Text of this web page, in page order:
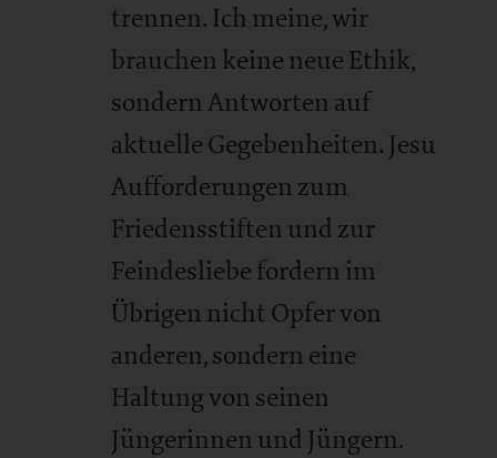
trennen. Ich meine, wir
brauchen keine neue Ethik,
sondern Antworten auf
aktuelle Gegebenheiten. Jesu
Aufforderungen zum
Friedensstiften und zur
Feindesliebe fordern im
Übrigen nicht Opfer von
anderen, sondern eine
Haltung von seinen
Jüngerinnen und Jüngern.